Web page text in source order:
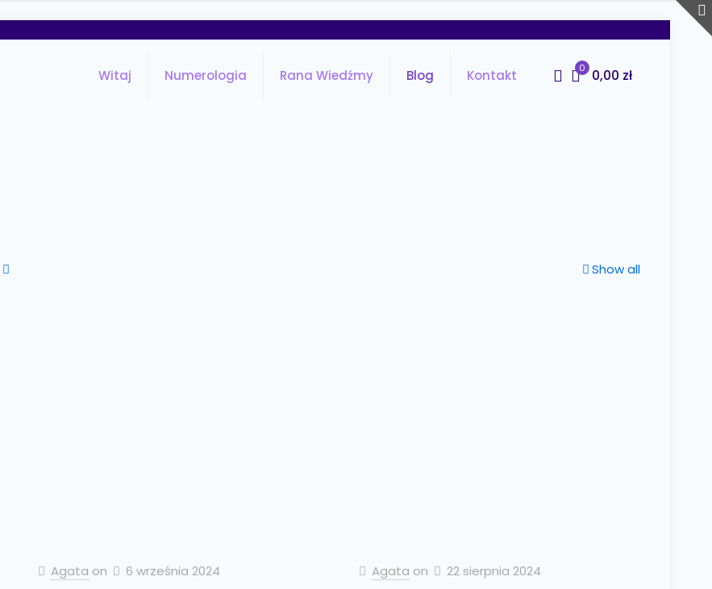
Witaj Numerologia Rana Wiedźmy Blog Kontakt 0 0,00 zł
Show all
Agata on 6 września 2024 Agata on 22 sierpnia 2024